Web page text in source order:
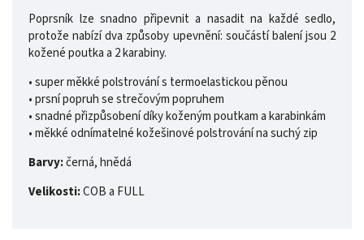
Poprsník lze snadno připevnit a nasadit na každé sedlo,
protože nabízí dva způsoby upevnění: součástí balení jsou 2
kožené poutka a 2 karabiny.
• super měkké polstrování s termoelastickou pěnou
• prsní popruh se strečovým popruhem
• ​​snadné přizpůsobení díky koženým poutkam a karabinkám
• měkké odnímatelné kožešinové polstrování na suchý zip
Barvy:černá, hnědá
Velikosti:COB a FULL